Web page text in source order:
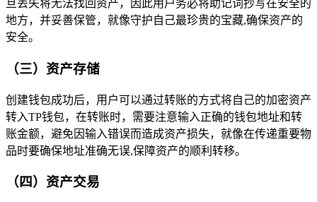
旦丢失将无法找回资产，因此用户务必将助记词抄写在安全的
地方，并妥善保管，就像守护自己最珍贵的宝藏,确保资产的
安全。
（三）资产存储
创建钱包成功后，用户可以通过转账的方式将自己的加密资产
转入TP钱包，在转账时，需要注意输入正确的钱包地址和转
账金额，避免因输入错误而造成资产损失，就像在传递重要物
品时要确保地址准确无误,保障资产的顺利转移。
（四）资产交易